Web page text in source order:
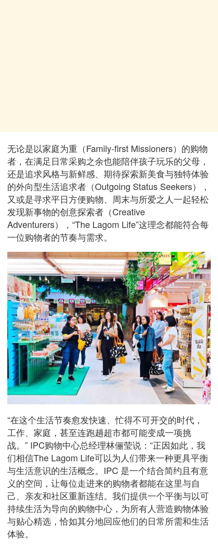
无论是以家庭为重（Family-first Missioners）的购物
者，在满足日常采购之余也能陪伴孩子玩乐的父母，
还是追求风格与新鲜感、期待探索新美食与独特体验
的外向型生活追求者（Outgoing Status Seekers），
又或是寻求平日方便购物、周末与所爱之人一起轻松
发现新事物的创意探索者（Creative
Adventurers），“The Lagom Life”这理念都能符合每
一位购物者的节奏与需求。
“在这个生活节奏愈发快速、忙得不可开交的时代，
工作、家庭，甚至连跑趟超市都可能变成一项挑
战。” IPC购物中心总经理林俪莹说：“正因如此，我
们相信The Lagom Life可以为人们带来一种更具平衡
与生活意识的生活概念。IPC 是一个结合简约且有意
义的空间，让每位走进来的购物者都能在这里与自
己、亲友和社区重新连结。我们提供一个平衡与以可
持续生活为导向的购物中心，为所有人营造购物体验
与贴心精选，恰如其分地回应他们的日常所需和生活
体验。